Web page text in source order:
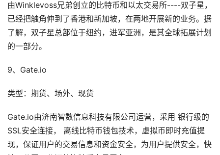
由Winklevoss兄弟创立的比特币和以太交易所----双子星，
已经把触角伸到了香港和新加坡，在两地开展新的业务。据
了解，双子星总部位于纽约，进军亚洲，是其全球拓展计划
的一部分。
9、Gate.io
类型：期货、场外、现货
Gate.io由济南智数信息科技有限公司运营，采用 银行级的
SSL安全连接， 离线比特币钱包技术，虚拟币即时充值提
现，保证用户的交易信息和资金安全，为用户提供安全，快